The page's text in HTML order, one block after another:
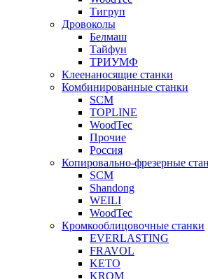
Тигруп
Дровоколы
Белмаш
Тайфун
ТРИУМФ
Клеенаносящие станки
Комбинированные станки
SCM
TOPLINE
WoodTec
Прочие
Россия
Копировально-фрезерные
SCM
Shandong
WEILI
WoodTec
Кромкооблицовочные станки
EVERLASTING
FRAVOL
KETO
KROM